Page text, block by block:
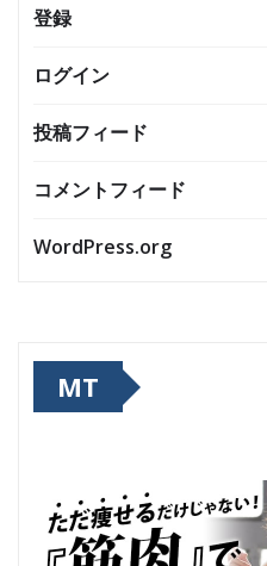
登録
ログイン
投稿フィード
コメントフィード
WordPress.org
MT